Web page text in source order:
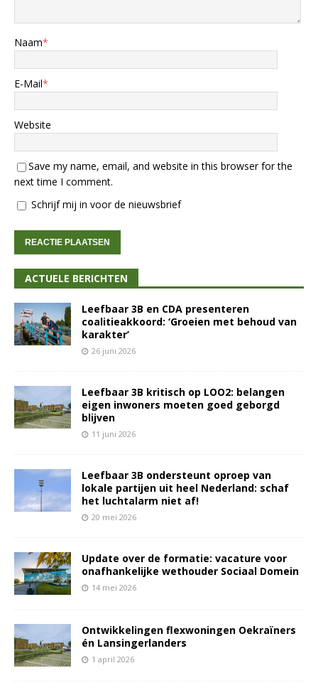
Naam*
E-Mail*
Website
Save my name, email, and website in this browser for the
next time I comment.
Schrijf mij in voor de nieuwsbrief
ACTUELE BERICHTEN
Leefbaar 3B en CDA presenteren
coalitieakkoord: ‘Groeien met behoud van
karakter’
26 juni 2026
Leefbaar 3B kritisch op LOO2: belangen
eigen inwoners moeten goed geborgd
blijven
11 juni 2026
Leefbaar 3B ondersteunt oproep van
lokale partijen uit heel Nederland: schaf
het luchtalarm niet af!
20 mei 2026
Update over de formatie: vacature voor
onafhankelijke wethouder Sociaal Domein
14 mei 2026
Ontwikkelingen flexwoningen Oekraïners
én Lansingerlanders
1 april 2026